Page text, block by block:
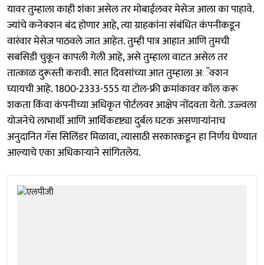
यावर तुम्हाला काही शंका असेल तर मोबाईलवर मेसेज आला का पाहावे.
ज्यांचे कनेक्शन बंद होणार आहे, त्या ग्राहकांना संबंधित कंपनीकडून
वारंवार मेसेज पाठवले जात आहेत. तुम्ही पात्र आहात आणि तुमची
सबसिडी चुकून कापली गेली आहे, असे तुम्हाला वाटत असेल तर
तात्काळ दुरूस्ती करावी. सात दिवसांच्या आत तुम्हाला अॅक्शन
घ्यायची आहे. 1800-2333-555 या टोल-फ्री क्रमांकावर कॉल करू
शकता किंवा कंपनीच्या अधिकृत पोर्टलवर आक्षेप नोंदवता येतो. उज्ज्वला
योजनेचे लाभार्थी आणि आर्थिकदृष्ट्या दुर्बल घटक असणाऱ्यांनाच
अनुदानित गॅस सिलिंडर मिळावा, त्यासाठी सरकारकडून हा निर्णय घेण्यात
आल्याचे एका अधिकाऱ्याने सांगितलेय.